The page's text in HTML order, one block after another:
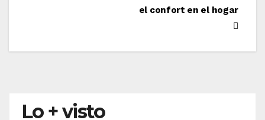
el confort en el hogar
Lo + visto